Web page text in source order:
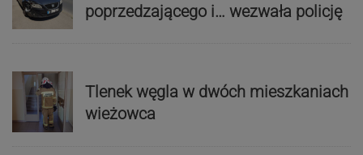
poprzedzającego i… wezwała policję
Tlenek węgla w dwóch mieszkaniach
wieżowca